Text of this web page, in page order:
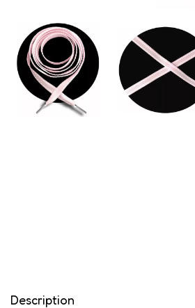
Description